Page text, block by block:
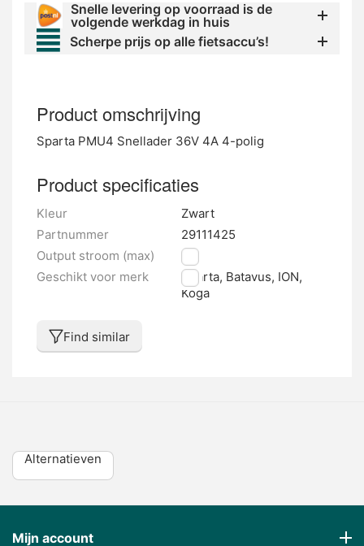
Snelle levering op voorraad is de
volgende werkdag in huis
Scherpe prijs op alle fietsaccu’s!
Product omschrijving
Sparta PMU4 Snellader 36V 4A 4-polig
Product specificaties
Kleur
Zwart
Partnummer
29111425
Output stroom (max)
4 A
Geschikt voor merk
Sparta, Batavus, ION,
Koga
Find similar
Alternatieven
Mijn account